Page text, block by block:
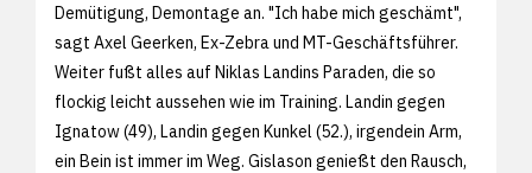
Demütigung, Demontage an. "Ich habe mich geschämt",
sagt Axel Geerken, Ex-Zebra und MT-Geschäftsführer.
Weiter fußt alles auf Niklas Landins Paraden, die so
flockig leicht aussehen wie im Training. Landin gegen
Ignatow (49), Landin gegen Kunkel (52.), irgendein Arm,
ein Bein ist immer im Weg. Gislason genießt den Rausch,